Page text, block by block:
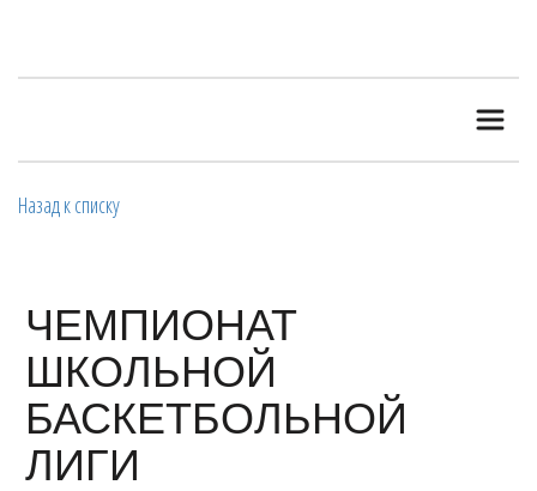
Назад к списку
ЧЕМПИОНАТ
ШКОЛЬНОЙ
БАСКЕТБОЛЬНОЙ
ЛИГИ